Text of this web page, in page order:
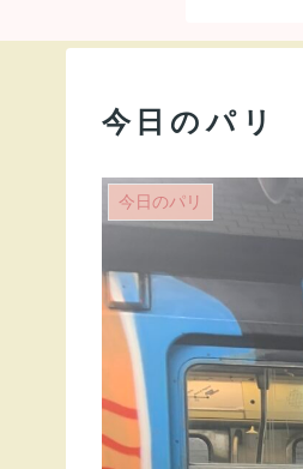
今日のパリ
今日のパリ